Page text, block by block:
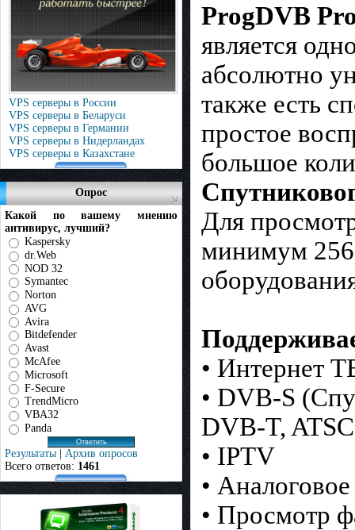
VPS серверы в России
VPS серверы в Беларуси
VPS серверы в Германии
VPS серверы в Нидерландах
VPS серверы в Казахстане
Опрос
Какой по вашему мнению
антивирус, лучший?
Kaspersky
dr.Web
NOD 32
Symantec
Norton
AVG
Avira
Bitdefender
Avast
McAfee
Microsoft
F-Secure
TrendMicro
VBA32
Panda
Результаты | Архив опросов
Всего ответов: 1461
ProgDVB
является
абсолютно
также есть
простое
большое
Для
минимум 256
• Интернет
• DVB-S
DVB-T, ATSC
• IPTV
•
• Просмотр